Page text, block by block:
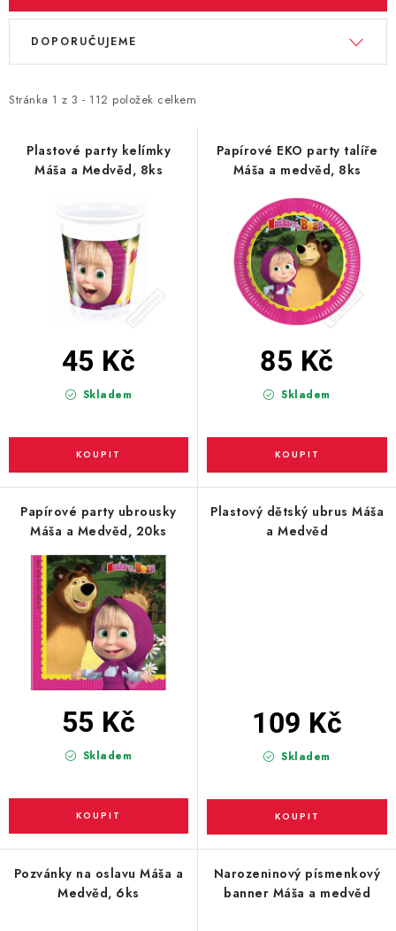
DORTOVÉ SVÍČKY A OZDOBY
DÁRKY
HELIUM NA BALÓNKY
OSLAVA PODLE BAREV
PARTY FOTOKOUTEK
ROZLUČKA SE SVOBODOU
SEZÓNNÍ SVÁTKY
VYSTŘELOVACÍ KONFETY
Kontakty
Obchodní podmínky
Podmínky ochrany osobních údajů
V
i
Stránka 1 z 3 - 112 položek celkem
Ř
e
DOPORUČUJEME
Plastové party kelímky
Máša a Medvěd, 8ks
Skladem
45 Kč
Papírové EKO party talíře
Máša a medvěd, 8ks
Skladem
85 Kč
Papírové party ubrousky
Máša a Medvěd, 20ks
Skladem
55 Kč
Plastový dětský ubrus Máša
a Medvěd
Skladem
109 Kč
Pozvánky na oslavu Máša a
Medvěd, 6ks
Narozeninový písmenkový
banner Máša a medvěd